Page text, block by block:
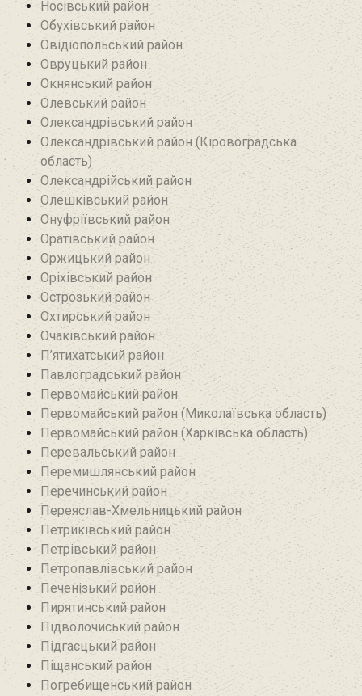
Носівський район
Обухівський район
Овідіопольський район‎
Овруцький район‎
Окнянський район
Олевський район‎
Олександрівський район
Олександрівський район (Кіровоградська
область)
Олександрійський район
Олешківський район
Онуфріївський район‎
Оратівський район
Оржицький район
Оріхівський район
Острозький район
Охтирський район
Очаківський район
П’ятихатський район
Павлоградський район
Первомайський район
Первомайський район (Миколаївська область)
Первомайський район (Харківська область)
Перевальський район‎
Перемишлянський район
Перечинський район
Переяслав-Хмельницький район
Петриківський район
Петрівський район‎
Петропавлівський район
Печенізький район
Пирятинський район
Підволочиський район
Підгаєцький район
Піщанський район
Погребищенський район